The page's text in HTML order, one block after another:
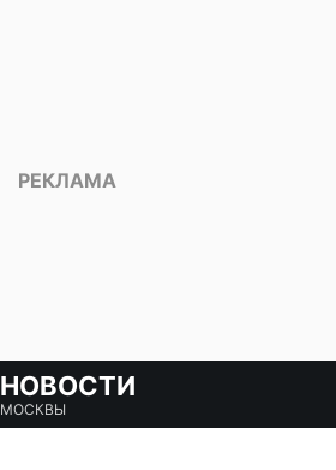
НОВОСТИ
МОСКВЫ